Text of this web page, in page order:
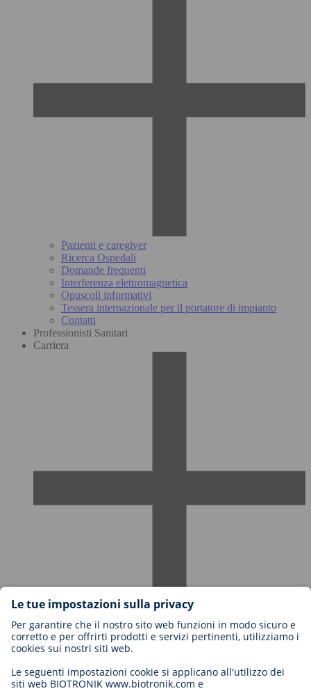
Pazienti e caregiver
Ricerca Ospedali
Domande frequenti
Interferenza elettromagnetica
Opuscoli informativi
Tessera internazionale per il portatore di impianto
Contatti
Professionisti Sanitari
Carriera
Carriere in BIOTRONIK
Livelli di carriera
Candidatura
Opportunità di carriera